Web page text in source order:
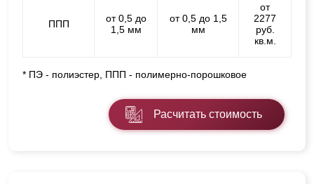
ППП
от 0,5 до
1,5 мм
от 0,5 до 1,5
мм
от
2277
руб.
кв.м.
* ПЭ - полиэстер, ППП - полимерно-порошковое
Расчитать стоимость